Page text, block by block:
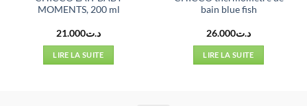
MOMENTS, 200 ml
د.ت21.000
LIRE LA SUITE
bain blue fish
د.ت26.000
LIRE LA SUITE